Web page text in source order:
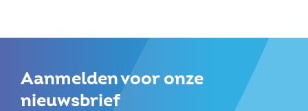
Aanmelden voor onze
nieuwsbrief